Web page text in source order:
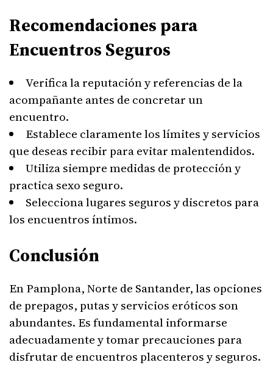
Recomendaciones para
Encuentros Seguros
Verifica la reputación y referencias de la
acompañante antes de concretar un
encuentro.
Establece claramente los límites y servicios
que deseas recibir para evitar malentendidos.
Utiliza siempre medidas de protección y
practica sexo seguro.
Selecciona lugares seguros y discretos para
los encuentros íntimos.
Conclusión
En Pamplona, Norte de Santander, las opciones
de prepagos, putas y servicios eróticos son
abundantes. Es fundamental informarse
adecuadamente y tomar precauciones para
disfrutar de encuentros placenteros y seguros.